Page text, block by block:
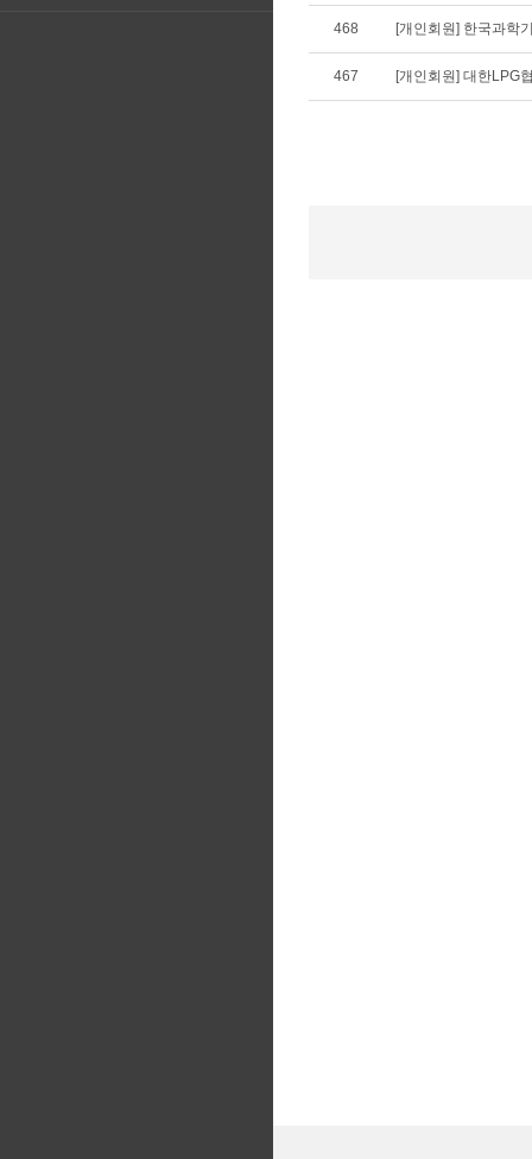
468 [개인회원] 한국과학
467 [개인회원] 대한LPG